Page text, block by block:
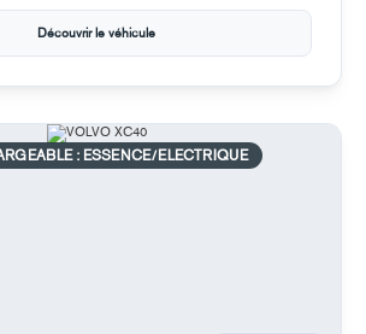
Découvrir le véhicule
: ESSENCE/ELECTRIQUE